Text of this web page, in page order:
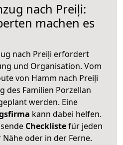
nach Preiļi:
machen es
nach Preiļi erfordert
und Organisation. Vom
von Hamm nach Preiļi
des Familien Porzellan
werden. Eine
kann dabei helfen.
Checklistefür jeden
oder in der Ferne.